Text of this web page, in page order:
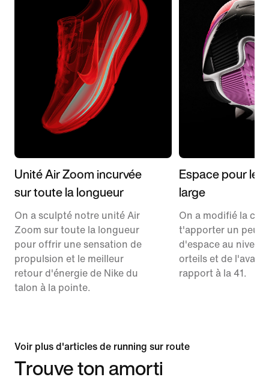
Unité Air Zoom incurvée
sur toute la longueur
On a sculpté notre unité Air
Zoom sur toute la longueur
pour offrir une sensation de
propulsion et le meilleur
retour d'énergie de Nike du
talon à la pointe.
Espace pour les
large
On a modifié la
t'apporter un peu
d'espace au niveau
orteils et de
rapport à la 41.
Voir plus d'articles de running sur route
Trouve ton amorti